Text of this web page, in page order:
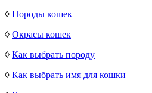
◊ Породы кошек
◊ Окрасы кошек
◊ Как выбрать породу
◊ Как выбрать имя для кошки